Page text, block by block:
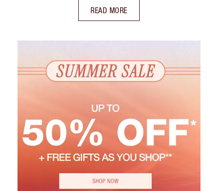
READ MORE